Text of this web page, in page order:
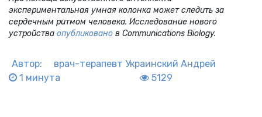
экспериментальная умная колонка может следить за
сердечным ритмом человека. Исследование нового
устройства опубликовано в Communications Biology.
Автор: врач-терапевт Украинский Андрей
1 минута
5129